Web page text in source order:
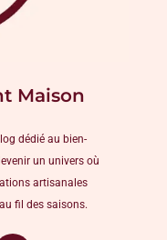
Maison
dédié au bien-
un univers où
artisanales
fil des saisons.